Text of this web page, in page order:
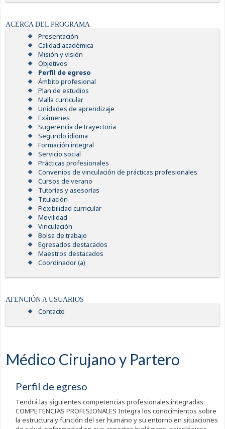
ACERCA DEL PROGRAMA
Presentación
Calidad académica
Misión y visión
Objetivos
Perfil de egreso
Ámbito profesional
Plan de estudios
Malla curricular
Unidades de aprendizaje
Exámenes
Sugerencia de trayectoria
Segundo idioma
Formación integral
Servicio social
Prácticas profesionales
Convenios de vinculación de prácticas profesionales
Cursos de verano
Tutorías y asesorías
Titulación
Flexibilidad curricular
Movilidad
Vinculación
Bolsa de trabajo
Egresados destacados
Maestros destacados
Coordinador (a)
ATENCIÓN A USUARIOS
Contacto
Médico Cirujano y Partero
Perfil de egreso
Tendrá las siguientes competencias profesionales integradas:
COMPETENCIAS PROFESIONALES Integra los conocimientos sobre
la estructura y función del ser humano y su entorno en situaciones